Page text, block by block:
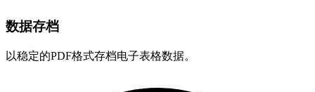
数据存档
以稳定的PDF格式存档电子表格数据。